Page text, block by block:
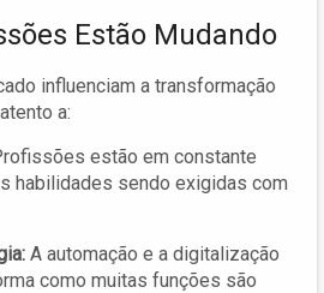
Estão Mudando
influenciam a transformação
a:
estão em constante
habilidades sendo exigidas com
A automação e a digitalização
como muitas funções são